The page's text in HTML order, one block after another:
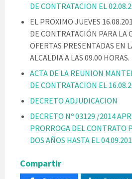
DE CONTRATACION EL
EL PROXIMO JUEVES
DE CONTRATACIÓN PARA LA
OFERTAS PRESENTADAS EN
ALCALDIA A LAS 09.00 HORAS.
ACTA DE LA REUNION
DE CONTRATACION EL
DECRETO ADJUDICACION
DECRETO Nº 03129 /2014
PRORROGA DEL CONTRATO
DOS AÑOS HASTA EL
Compartir